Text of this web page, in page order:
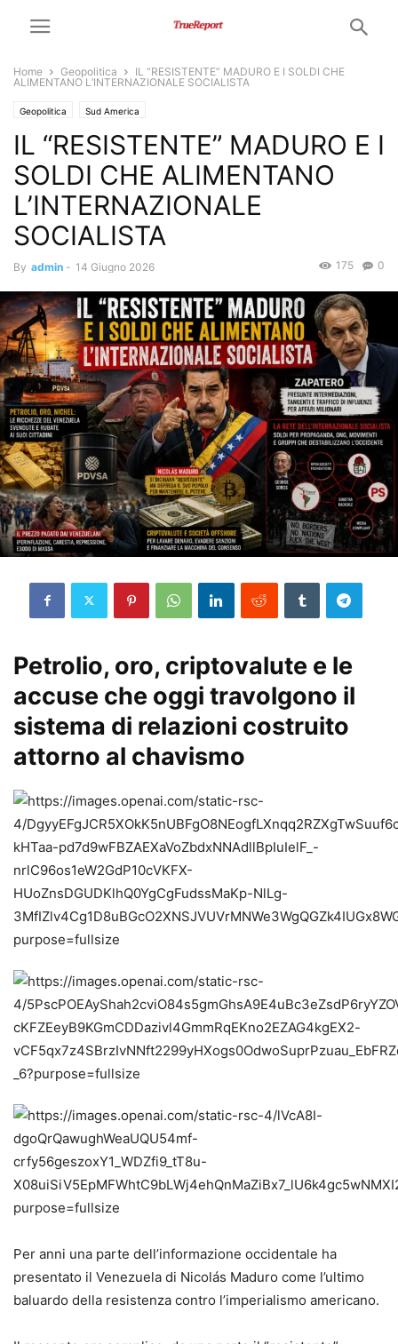
Home Geopolitica
IL “RESISTENTE” MADURO E I SOLDI CHE
ALIMENTANO L’INTERNAZIONALE SOCIALISTA
Geopolitica Sud America
IL “RESISTENTE” MADURO E I
SOLDI CHE ALIMENTANO
L’INTERNAZIONALE
SOCIALISTA
By admin - 14 Giugno 2026 0
175
Petrolio, oro, criptovalute e le
accuse che oggi travolgono il
sistema di relazioni costruito
attorno al chavismo
Per anni una parte dell’informazione occidentale ha
presentato il Venezuela di Nicolás Maduro come l’ultimo
baluardo della resistenza contro l’imperialismo americano.